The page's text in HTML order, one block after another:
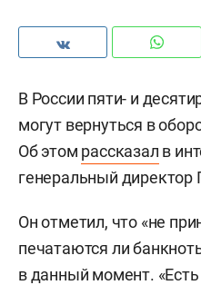
В России пяти- и
могут вернуться в
Об этом рассказал в
генеральный директор
Он отметил, что «не
печатаются ли
в данный момент.